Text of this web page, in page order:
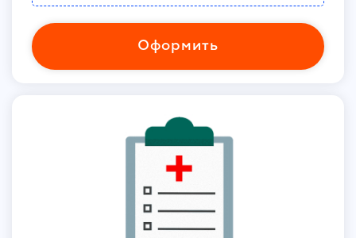
Оформить